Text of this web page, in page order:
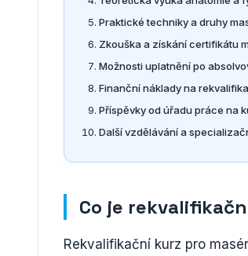
Praktické techniky a druhy
Zkouška a získání certifikátu
Možnosti uplatnění po
Finanční náklady na
Příspěvky od úřadu práce na
Další vzdělávání a
Co je
Rekvalifikační kurz pro